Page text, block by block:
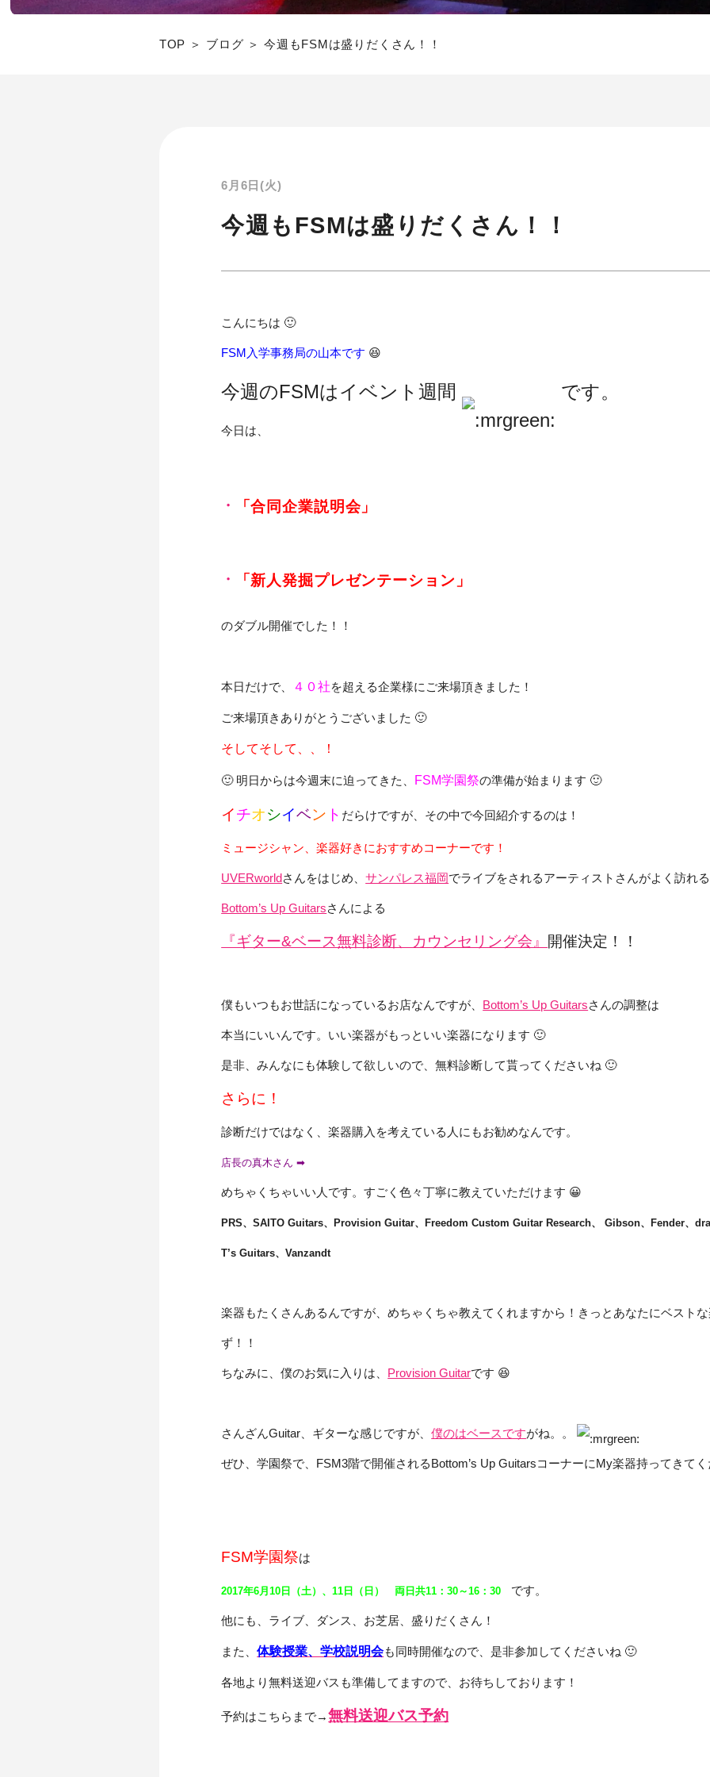
TOP ブログ 今週もFSMは盛りだくさん！！
6月6日(火)
今週もFSMは盛りだくさん！！
こんにちは 🙂
FSM入学事務局の山本です 😆
今週のFSMはイベント週間 です。
今日は、
「合同企業説明会」
「新人発掘プレゼンテーション」
のダブル開催でした！！
本日だけで、 ４０社を超える企業様にご来場頂きました！
ご来場頂きありがとうございました 🙂
そしてそして、、！
🙂 明日からは今週末に迫ってきた、 FSM学園祭の準備が始まります 🙂
イチオシイベン ト だらけですが、その中で今回紹介するのは！
ミュージシャン、楽器好きにおすすめコーナーです！
UVERworldさんをはじめ、サンパレス福岡でライブをされるアーティストさんがよく訪れ
Bottom’s Up Guitarsさんによる
『ギター&ベース無料診断、カウンセリング会』 開催決定！！
僕もいつもお世話になっているお店なんですが、 Bottom’s Up Guitarsさんの調整は
本当にいいんです。いい楽器がもっといい楽器になります 🙂
是非、みんなにも体験して欲しいので、無料診断して貰ってくださいね 🙂
さらに！
診断だけではなく、楽器購入を考えている人にもお勧めなんです。
店長の真木さん ➡
めちゃくちゃいい人です。すごく色々丁寧に教えていただけます 😀
PRS、SAITO Guitars、Provision Guitar、Freedom Custom Guitar Research、 Gibson、Fender、
T’s Guitars、Vanzandt
楽器もたくさんあるんですが、めちゃくちゃ教えてくれますから！きっとあなたにベスト
ず！！
ちなみに、僕のお気に入りは、 Provision Guitarです 😆
さんざんGuitar、ギターな感じですが、僕のはベースですがね。。
ぜひ、学園祭で、FSM3階で開催されるBottom’s Up GuitarsコーナーにMy楽器持ってきて
FSM学園祭は
2017年6月10日（土）、11日（日） 両日共11：30～16：30 です。
他にも、ライブ、ダンス、お芝居、盛りだくさん！
また、体験授業、学校説明会も同時開催なので、是非参加してくださいね 🙂
各地より無料送迎バスも準備してますので、お待ちしております！
予約はこちらまで→無料送迎バス予約